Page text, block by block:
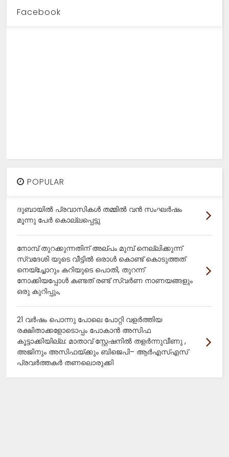
Facebook
POPULAR
ദുബായിൽ പ്രവാസികൾ തമ്മിൽ വൻ സംഘർഷം
മൂന്നു പേർ കൊല്ലപ്പെട്ടു
നോമ്പ് തുറക്കുന്നതിന് അല്പം മുമ്പ് നെല്ലിക്കുന്ന്
സ്വദേശി യുടെ വീട്ടിൽ ഒരാൾ കൊണ്ട് കൊടുത്തത്
നെയ്ച്ചോറും കറിയുടെ പൊതി, തുറന്ന്
നോക്കിയപ്പോൾ കണ്ടത് രണ്ട് സ്വർണ നാണയങ്ങളും
ഒരു കുറിപ്പും,
21 വർഷം പൊന്നു പോലെ പോറ്റി വളർത്തിയ
രക്ഷിതാക്കളോടൊപ്പം പോകാൻ അസിഫ
കൂട്ടാക്കിയില്ല: മാതാവ് സ്റ്റേഷനിൽ തളർന്നുവീണു ,
അജിനും അസിഫയ്ക്കും ബിജെപി– ആർഎസ്എസ്
പ്രവർത്തകർ തണലൊരുക്കി